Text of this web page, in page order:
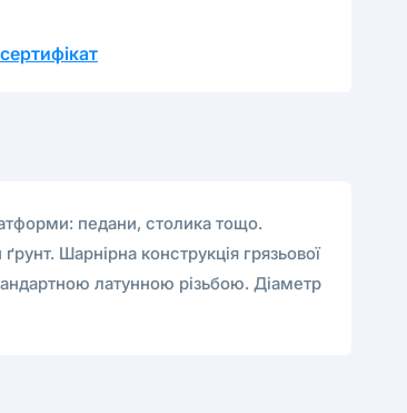
педани, столика тощо.
Шарнірна конструкція грязьової
латунною різьбою. Діаметр